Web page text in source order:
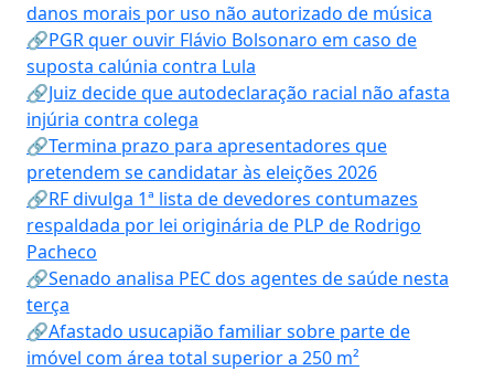
danos morais por uso não autorizado de música
🔗PGR quer ouvir Flávio Bolsonaro em caso de
suposta calúnia contra Lula
🔗Juiz decide que autodeclaração racial não afasta
injúria contra colega
🔗Termina prazo para apresentadores que
pretendem se candidatar às eleições 2026
🔗RF divulga 1ª lista de devedores contumazes
respaldada por lei originária de PLP de Rodrigo
Pacheco
🔗Senado analisa PEC dos agentes de saúde nesta
terça
🔗Afastado usucapião familiar sobre parte de
imóvel com área total superior a 250 m²